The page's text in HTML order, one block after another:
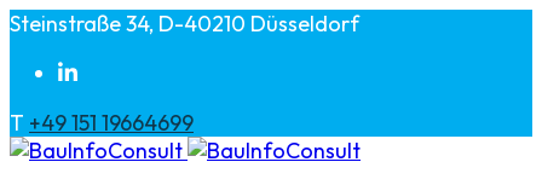
Steinstraße 34, D-40210 Düsseldorf
T +49 151 19664699